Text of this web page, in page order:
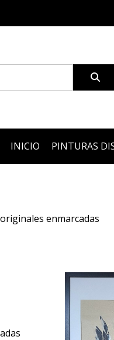
INICIO PINTURAS
enmarcadas